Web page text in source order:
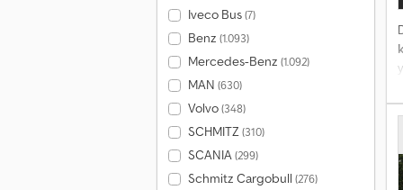
Iveco Bus(7)
Benz (1.093)
Mercedes-Benz (1.092)
MAN (630)
Volvo(348)
SCHMITZ(310)
SCANIA(299)
Schmitz Cargobull (276)